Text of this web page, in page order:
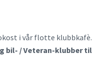
i vår flotte klubbkafè.
bil- / Veteran-klubber